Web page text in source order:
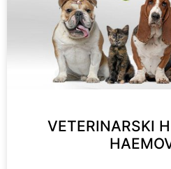
VETERINARSKI